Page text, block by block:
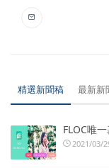
精選新聞稿 最新新
FLOC唯
2021/03/